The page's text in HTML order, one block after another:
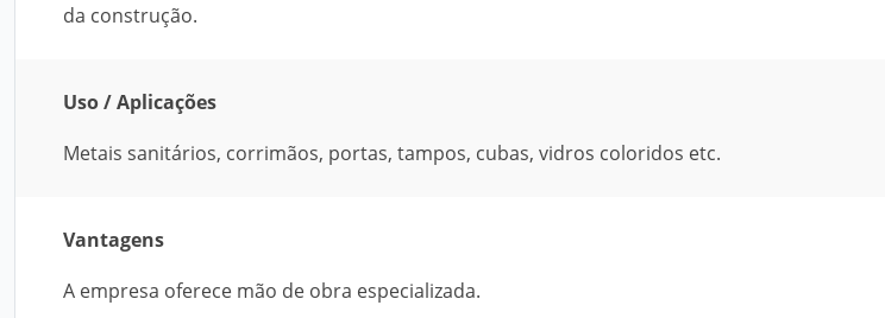
da construção.
Uso / Aplicações
Metais sanitários, corrimãos, portas, tampos, cubas, vidros coloridos etc.
Vantagens
A empresa oferece mão de obra especializada.